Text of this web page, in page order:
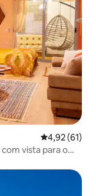
4,92 de uma
4,92 (61)
vista para o